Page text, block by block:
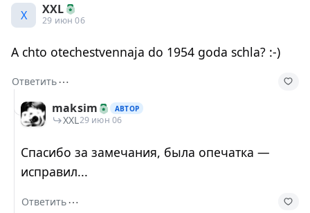
X XXL
29 июн 06
A chto otechestvennaja do 1954 goda schla? :-)
Ответить⋯
maksim
АВТОР
XXL29 июн 06
Спасибо за замечания, была опечатка —
исправил...
Ответить⋯